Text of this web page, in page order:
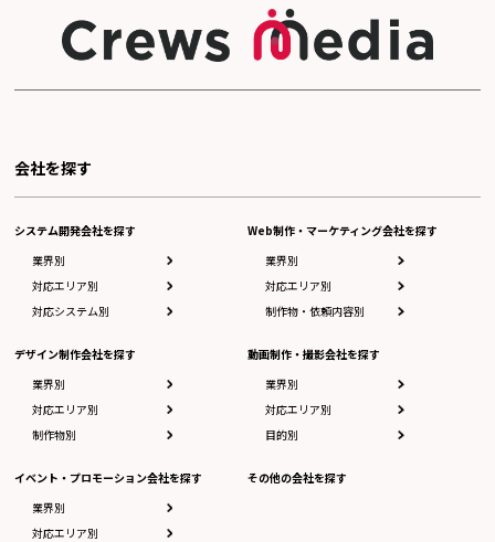
会社を探す
システム開発会社を探す
業界別
対応エリア別
対応システム別
デザイン制作会社を探す
業界別
対応エリア別
制作物別
イベント・プロモーション会社を探す
業界別
対応エリア別
Web制作・マーケティング会社を探す
業界別
対応エリア別
制作物・依頼内容別
動画制作・撮影会社を探す
業界別
対応エリア別
目的別
その他の会社を探す